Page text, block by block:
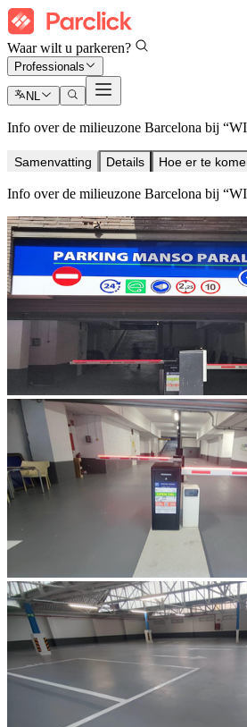
Waar wilt u parkeren?
Professionals
NL
Info over de milieuzone Barcelona bij
Samenvatting Details Hoe er te
Info over de milieuzone Barcelona bij